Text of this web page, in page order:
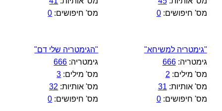
מס' חיפושים:0
מס' חיפושים: 0
"גימטריה למשיחא"
גימטריה:666
מס' מילים: 2
מס' אותיות: 31
מס' חיפושים:0
"הגימטריה שלי דם"
גימטריה: 666
מס' מילים: 3
מס' אותיות: 32
מס' חיפושים: 0